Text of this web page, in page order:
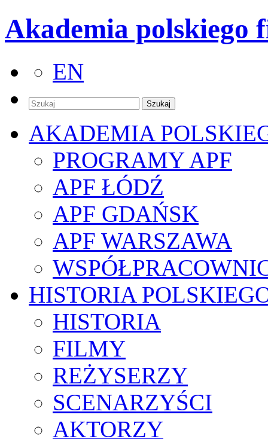
Akademia polskiego
EN
AKADEMIA
PROGRAMY APF
APF ŁÓDŹ
APF GDAŃSK
APF WARSZAWA
HISTORIA
HISTORIA
FILMY
REŻYSERZY
SCENARZYŚCI
AKTORZY